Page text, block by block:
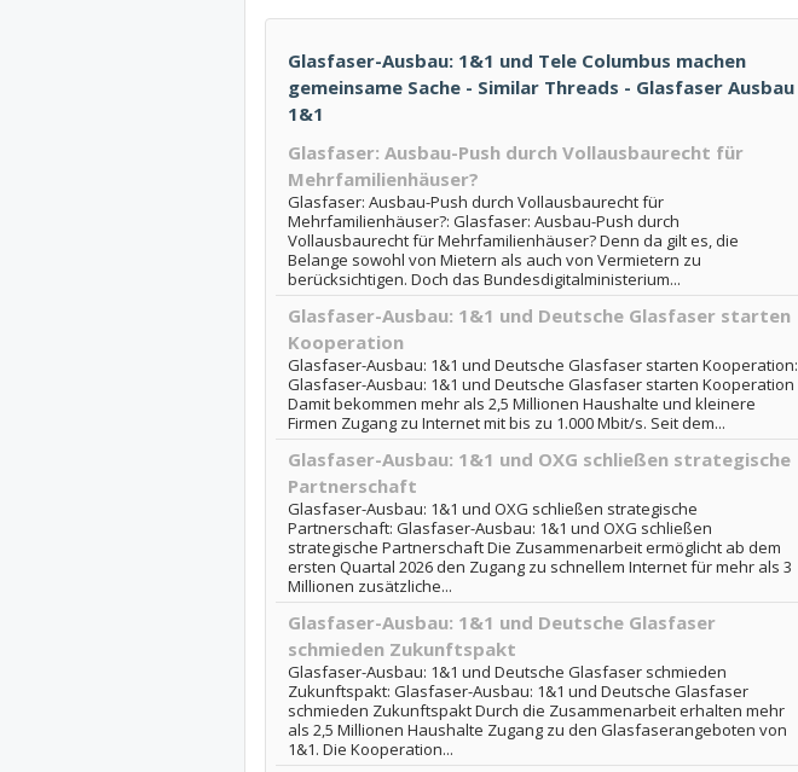
Glasfaser-Ausbau: 1&1 und Tele Columbus machen
gemeinsame Sache - Similar Threads - Glasfaser Ausbau
1&1
Glasfaser: Ausbau-Push durch Vollausbaurecht für
Mehrfamilienhäuser?
Glasfaser: Ausbau-Push durch Vollausbaurecht für
Mehrfamilienhäuser?: Glasfaser: Ausbau-Push durch
Vollausbaurecht für Mehrfamilienhäuser? Denn da gilt es, die
Belange sowohl von Mietern als auch von Vermietern zu
berücksichtigen. Doch das Bundesdigitalministerium...
Glasfaser-Ausbau: 1&1 und Deutsche Glasfaser starten
Kooperation
Glasfaser-Ausbau: 1&1 und Deutsche Glasfaser starten Kooperation:
Glasfaser-Ausbau: 1&1 und Deutsche Glasfaser starten Kooperation
Damit bekommen mehr als 2,5 Millionen Haushalte und kleinere
Firmen Zugang zu Internet mit bis zu 1.000 Mbit/s. Seit dem...
Glasfaser-Ausbau: 1&1 und OXG schließen strategische
Partnerschaft
Glasfaser-Ausbau: 1&1 und OXG schließen strategische
Partnerschaft: Glasfaser-Ausbau: 1&1 und OXG schließen
strategische Partnerschaft Die Zusammenarbeit ermöglicht ab dem
ersten Quartal 2026 den Zugang zu schnellem Internet für mehr als 3
Millionen zusätzliche...
Glasfaser-Ausbau: 1&1 und Deutsche Glasfaser
schmieden Zukunftspakt
Glasfaser-Ausbau: 1&1 und Deutsche Glasfaser schmieden
Zukunftspakt: Glasfaser-Ausbau: 1&1 und Deutsche Glasfaser
schmieden Zukunftspakt Durch die Zusammenarbeit erhalten mehr
als 2,5 Millionen Haushalte Zugang zu den Glasfaserangeboten von
1&1. Die Kooperation...